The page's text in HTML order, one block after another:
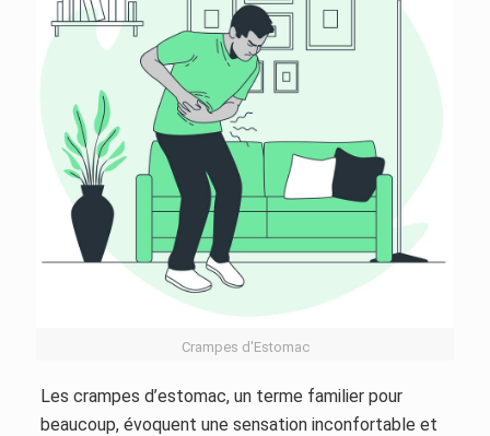
Crampes d'Estomac
Les crampes d’estomac, un terme familier pour
beaucoup, évoquent une sensation inconfortable et